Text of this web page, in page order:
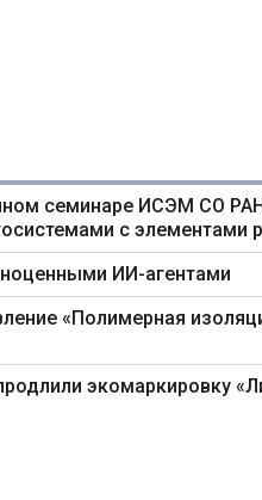
семинаре ИСЭМ СО
с элементами
ИИ-агентами
«Полимерная
экомаркировку